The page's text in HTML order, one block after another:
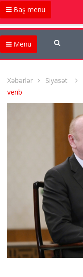
Baş menu
Menu
Xəbərlər Siyasət
verib